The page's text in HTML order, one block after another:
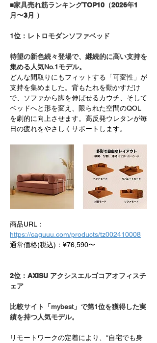
■家具売れ筋ランキングTOP10（2026年1
月〜3月 ）
1位：レトロモダンソファベッド
待望の新色続々登場で、継続的に高い支持を
集める人気No.1モデル。
どんな間取りにもフィットする「可変性」が
支持を集めました。背もたれを動かすだけ
で、ソファから脚を伸ばせるカウチ、そして
ベッドへと形を変え、限られた空間のQOL
を劇的に向上させます。高反発ウレタンが毎
日の疲れをやさしくサポートします。
商品URL：
https://caguuu.com/products/tz002410008
通常価格(税込)：¥76,590〜
2位：AXISU アクシスエルゴコアオフィスチ
ェア
比較サイト「mybest」で第1位を獲得した実
績を持つ人気モデル。
リモートワークの定着により、“自宅でも身